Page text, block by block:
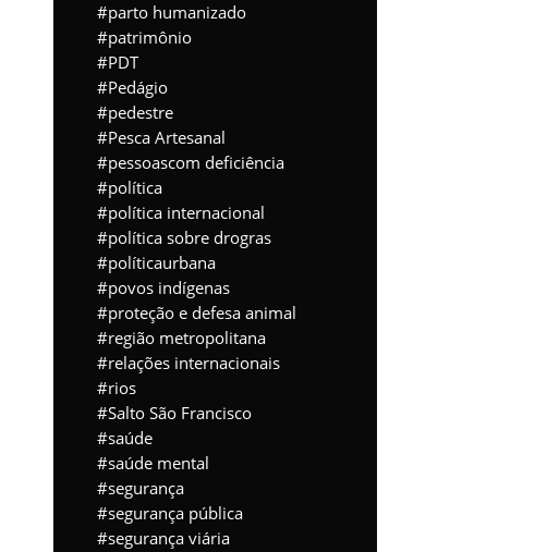
parto humanizado
patrimônio
PDT
Pedágio
pedestre
Pesca Artesanal
pessoascom deficiência
política
política internacional
política sobre drogras
políticaurbana
povos indígenas
proteção e defesa animal
região metropolitana
relações internacionais
rios
Salto São Francisco
saúde
saúde mental
segurança
segurança pública
segurança viária